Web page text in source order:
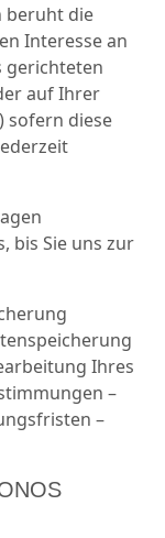
beruht die
Interesse an
gerichteten
auf Ihrer
sofern diese
bis Sie uns zur
Ihres
–
–